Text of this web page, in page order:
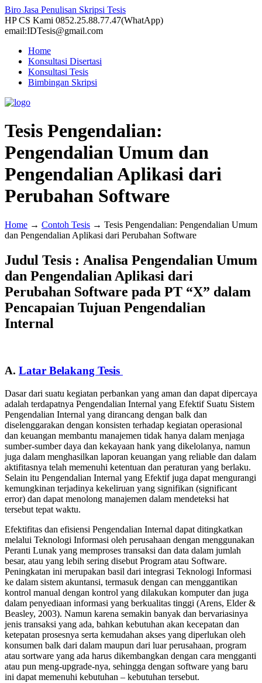
Biro Jasa Penulisan Skripsi Tesis
HP CS Kami 0852.25.88.77.47(WhatApp)
email:IDTesis@gmail.com
Home
Konsultasi Disertasi
Konsultasi Tesis
Bimbingan Skripsi
Tesis Pengendalian:
Pengendalian Umum dan
Pengendalian Aplikasi dari
Perubahan Software
Home → Contoh Tesis → Tesis Pengendalian: Pengendalian Umum
dan Pengendalian Aplikasi dari Perubahan Software
Judul Tesis : Analisa Pengendalian Umum
dan Pengendalian Aplikasi dari
Perubahan Software pada PT “X” dalam
Pencapaian Tujuan Pengendalian
Internal
A. Latar Belakang Tesis
Dasar dari suatu kegiatan perbankan yang aman dan dapat dipercaya
adalah terdapatnya Pengendalian Internal yang Efektif Suatu Sistem
Pengendalian Internal yang dirancang dengan balk dan
diselenggarakan dengan konsisten terhadap kegiatan operasional
dan keuangan membantu manajemen tidak hanya dalam menjaga
sumber-sumber daya dan kekayaan hank yang dikelolanya, namun
juga dalam menghasilkan laporan keuangan yang reliable dan dalam
aktifitasnya telah memenuhi ketentuan dan peraturan yang berlaku.
Selain itu Pengendalian Internal yang Efektif juga dapat mengurangi
kemungkinan terjadinya kekeliruan yang signifikan (significant
error) dan dapat menolong manajemen dalam mendeteksi hat
tersebut tepat waktu.
Efektifitas dan efisiensi Pengendalian Internal dapat ditingkatkan
melalui Teknologi Informasi oleh perusahaan dengan menggunakan
Peranti Lunak yang memproses transaksi dan data dalam jumlah
besar, atau yang lebih sering disebut Program atau Software.
Peningkatan ini merupakan basil dari integrasi Teknologi Informasi
ke dalam sistem akuntansi, termasuk dengan can menggantikan
kontrol manual dengan kontrol yang dilakukan komputer dan juga
dalam penyediaan informasi yang berkualitas tinggi (Arens, Elder &
Beasley, 2003). Namun karena semakin banyak dan bervariasinya
jenis transaksi yang ada, bahkan kebutuhan akan kecepatan dan
ketepatan prosesnya serta kemudahan akses yang diperlukan oleh
konsumen balk dari dalam maupun dari luar perusahaan, program
atau sortware yang ada harus dikembangkan dengan cara mengganti
atau pun meng-upgrade-nya, sehingga dengan software yang baru
ini dapat memenuhi kebutuhan – kebutuhan tersebut.